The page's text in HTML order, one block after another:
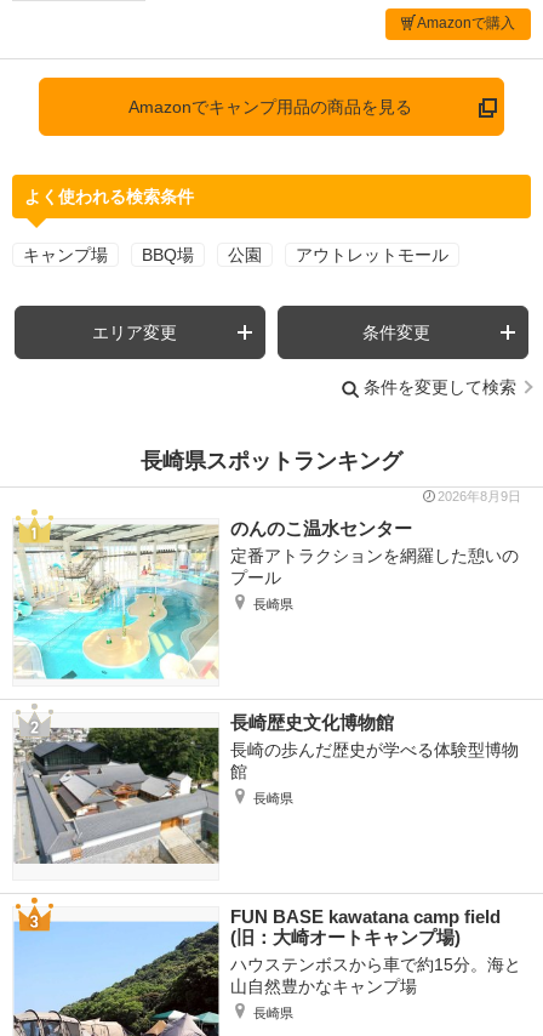
Amazonで購入
Amazonでキャンプ用品の商品を見る
よく使われる検索条件
キャンプ場 BBQ場 公園 アウトレットモール
エリア変更 条件変更
条件を変更して検索
長崎県スポットランキング
2026年8月9日
のんのこ温水センター
定番アトラクションを網羅した憩いの
プール
長崎県
長崎歴史文化博物館
長崎の歩んだ歴史が学べる体験型博物
館
長崎県
FUN BASE kawatana camp field
(旧：大崎オートキャンプ場)
ハウステンボスから車で約15分。海と
山自然豊かなキャンプ場
長崎県